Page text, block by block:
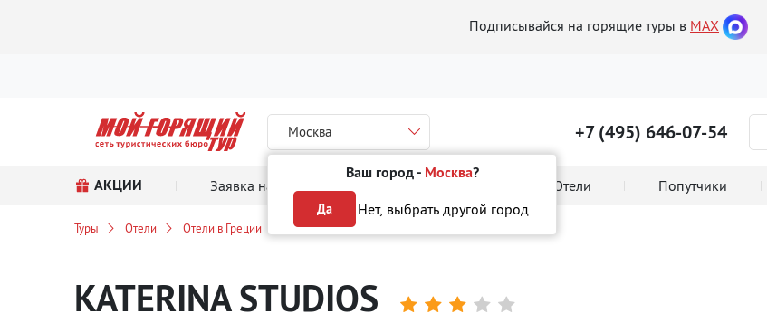
Подписывайся на горящие туры в MAX
Москва
Ваш город - Москва?
Да Нет, выбрать другой город
+7 (495) 646-07-54
АКЦИИ Заявка на тур Поиск тура онлайн Отели Попутчики
Туры Отели Отели в Греции в Кавалу
KATERINA STUDIOS     